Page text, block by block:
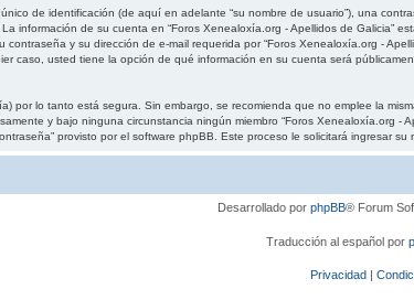
de identificación (de aquí en adelante “su nombre de usuario”), una
información de su cuenta en “Foros Xenealoxía.org - Apellidos de
y su dirección de e-mail requerida por “Foros Xenealoxía.org -
caso, usted tiene la opción de qué información en su cuenta será
por lo tanto está segura. Sin embargo, se recomienda que no emplee la
y bajo ninguna circunstancia ningún miembro “Foros Xenealoxía.org
provisto por el software phpBB. Este proceso le solicitará ingresar
Desarrollado por phpBB® Forum
Traducción al español por
Privacidad |